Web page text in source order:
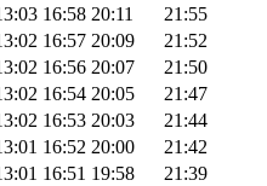
16:58 20:11
21:55
16:57 20:09
21:52
16:56 20:07
21:50
16:54 20:05
21:47
16:53 20:03
21:44
16:52 20:00
21:42
16:51 19:58
21:39